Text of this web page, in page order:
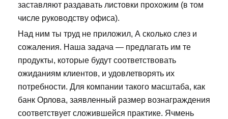
заставляют раздавать листовки прохожим (в том
числе руководству офиса).
Над ним ты труд не приложил, А сколько слез и
сожаления. Наша задача — предлагать им те
продукты, которые будут соответствовать
ожиданиям клиентов, и удовлетворять их
потребности. Для компании такого масштаба, как
банк Орлова, заявленный размер вознаграждения
соответствует сложившейся практике. Ячмень